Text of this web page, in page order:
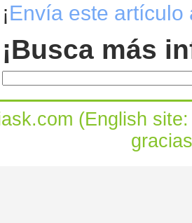
¡Envía este artículo
¡Busca más
(English